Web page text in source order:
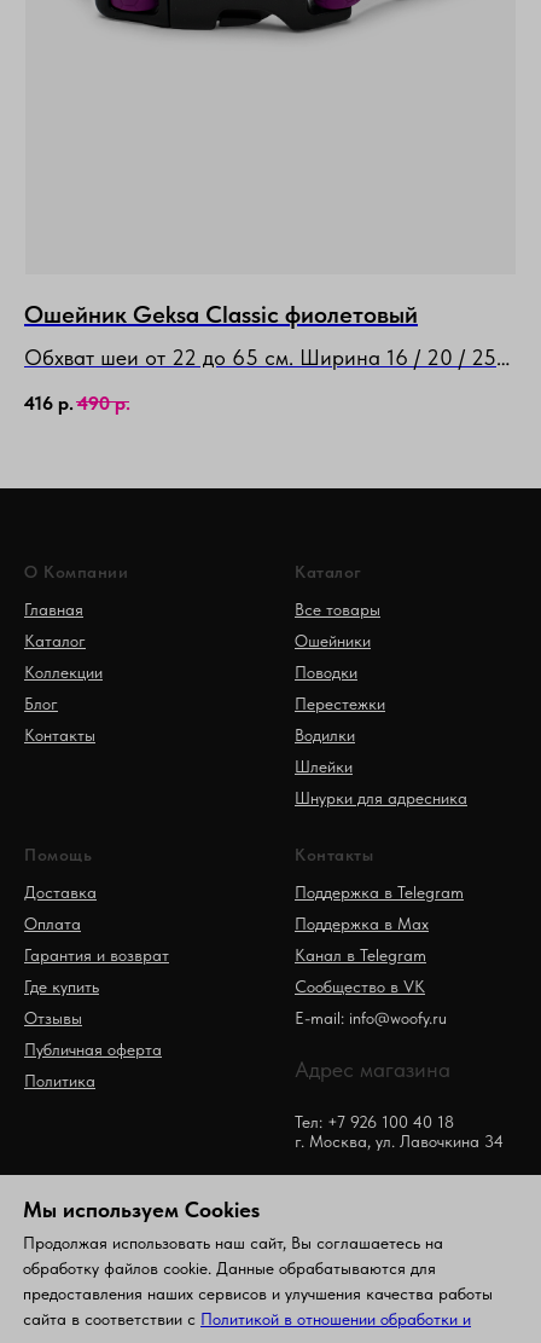
Ошейник Geksa Classic фиолетовый
Обхват шеи от 22 до 65 см. Ширина 16 / 20 / 25
мм
416 р. 490 р.
О Компании
Главная
Каталог
Коллекции
Блог
Контакты
Каталог
Все товары
Ошейники
Поводки
Перестежки
Водилки
Шлейки
Шнурки для адресника
Помощь
Доставка
Оплата
Гарантия и возврат
Где купить
Отзывы
Публичная оферта
Политика
Контакты
Поддержка в Telegram
Поддержка в Max
Канал в Telegram
Сообщество в VK
E-mail: info@woofy.ru
Адрес магазина
Тел: +7 926 100 40 18
г. Москва, ул. Лавочкина 34
© Woofy. Все права защищены
Мы используем Сookies
Продолжая использовать наш сайт, Вы соглашаетесь на
обработку файлов cookie. Данные обрабатываются для
предоставления наших сервисов и улучшения качества работы
сайта в соответствии с Политикой в отношении обработки и